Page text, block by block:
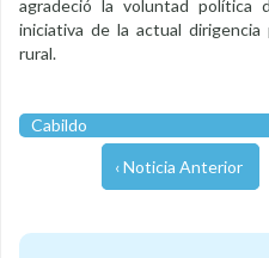
agradeció la voluntad
iniciativa de la actual
rural.
Cabildo
‹ Noticia Anterior